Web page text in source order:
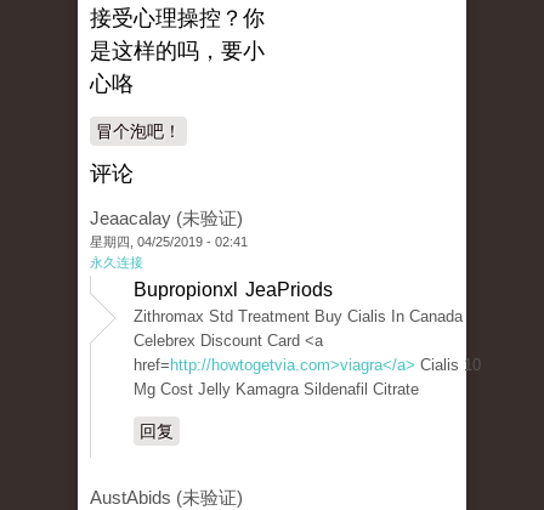
接受心理操控？你
是这样的吗，要小
心咯
冒个泡吧！
评论
Jeaacalay (未验证)
星期四, 04/25/2019 - 02:41
永久连接
Bupropionxl JeaPriods
Zithromax Std Treatment Buy Cialis In Canada
Celebrex Discount Card <a
href= http://howtogetvia.com>viagra</a> Cialis 10
Mg Cost Jelly Kamagra Sildenafil Citrate
回复
AustAbids (未验证)